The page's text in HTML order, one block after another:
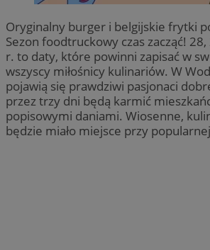
Oryginalny burger i belgijskie frytki
Sezon foodtruckowy czas zacząć!
r. to daty, które powinni zapisać w
wszyscy miłośnicy kulinariów. W
pojawią się prawdziwi pasjonaci
przez trzy dni będą karmić
popisowymi daniami. Wiosenne,
będzie miało miejsce przy